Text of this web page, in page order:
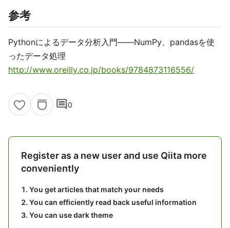
参考
Pythonによるデータ分析入門――NumPy、pandasを使
ったデータ処理
http://www.oreilly.co.jp/books/9784873116556/
comment0
Register as a new user and use Qiita more
conveniently
You get articles that match your needs
You can efficiently read back useful information
You can use dark theme